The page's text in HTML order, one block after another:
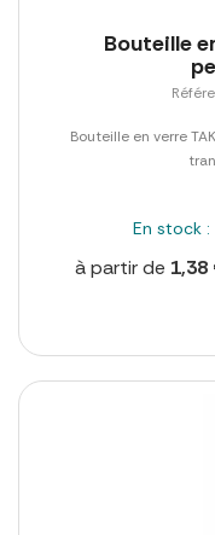
Bouteille
Bouteille en verre
En stock
à partir de